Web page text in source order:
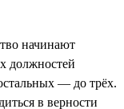
начинают
должностей
— до трёх.
в верности